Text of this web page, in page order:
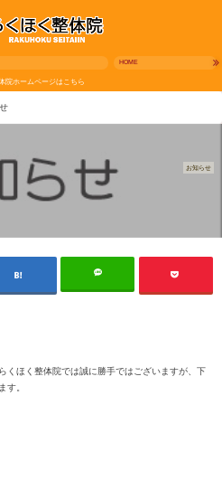
HOME
院ホームページはこちら
お知らせ
くほく整体院では誠に勝手ではございますが、下
す。